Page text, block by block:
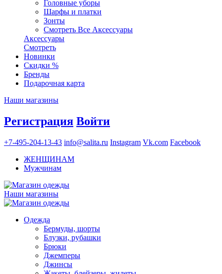
Головные уборы
Шарфы и платки
Зонты
Смотреть Все Аксессуары
Аксессуары
Смотреть
Новинки
Скидки %
Бренды
Подарочная карта
Наши магазины
Регистрация Войти
+7-495-204-13-43 info@salita.ru Instagram Vk.com Facebook
ЖЕНЩИНАМ
Мужчинам
Наши магазины
Одежда
Бермуды, шорты
Блузки, рубашки
Брюки
Джемперы
Джинсы